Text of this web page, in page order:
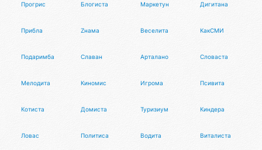
Прогрис Блогиста Маркетун Дигитана
Прибла Zнама Веселита КакСМИ
Подаримба Славан Арталано Словаста
Мелодита Киномис Игрома Псивита
Котиста Домиста Туризиум Киндера
Ловас Политиса Водита Виталиста